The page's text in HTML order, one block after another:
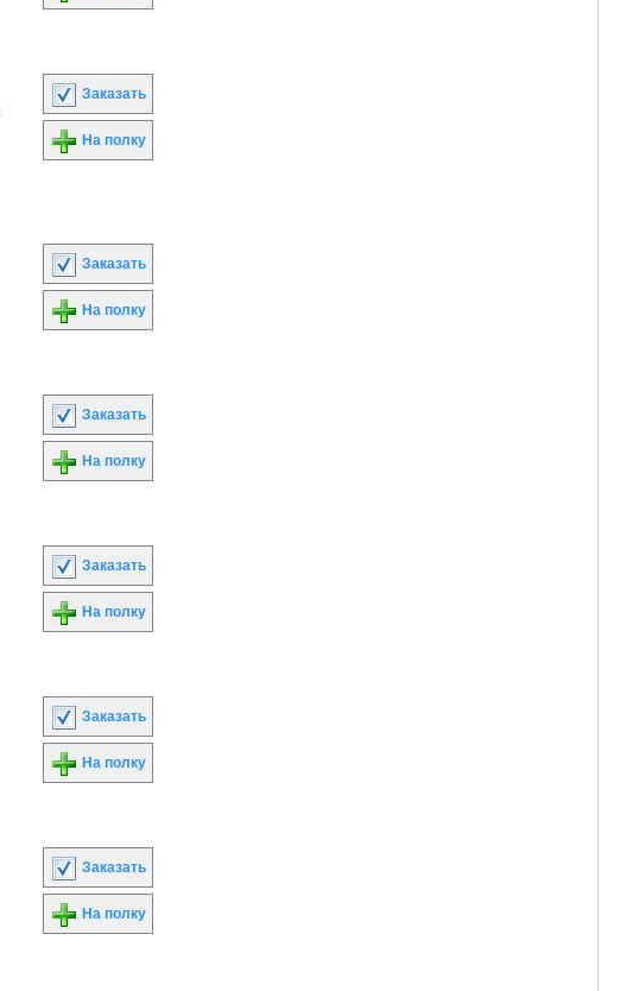
Заказать
На полку
Заказать
На полку
Заказать
На полку
Заказать
На полку
Заказать
На полку
Заказать
На полку